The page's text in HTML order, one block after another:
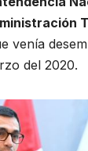
venía
del 2020.